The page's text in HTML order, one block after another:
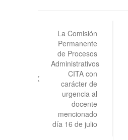
entradas
La Comisión
Permanente
de Procesos
Administrativos
CITA con
carácter de
urgencia al
docente
mencionado
día 16 de julio